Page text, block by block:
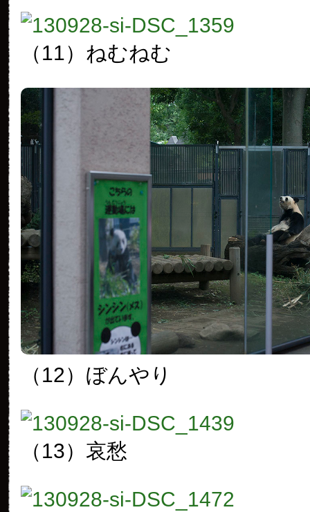
（11）ねむねむ
（12）ぼんやり
（13）哀愁